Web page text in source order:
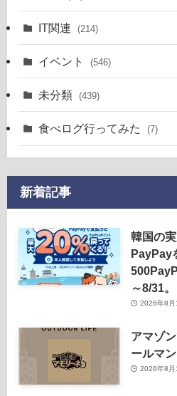
IT関連 (214)
イベント (546)
未分類 (439)
食べログ行ってみた (7)
新着記事
韓国の
PayPay
～8/31。
2026年8月
アマゾ
ールマ
2026年8月